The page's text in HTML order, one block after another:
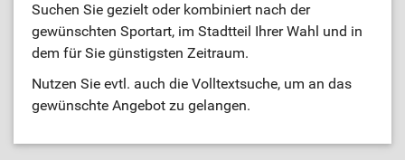
Job-Börse
Kontakt
Suchen Sie gezielt oder kombiniert nach der
gewünschten Sportart, im Stadtteil Ihrer Wahl und in
dem für Sie günstigsten Zeitraum.
Nutzen Sie evtl. auch die Volltextsuche, um an das
gewünschte Angebot zu gelangen.